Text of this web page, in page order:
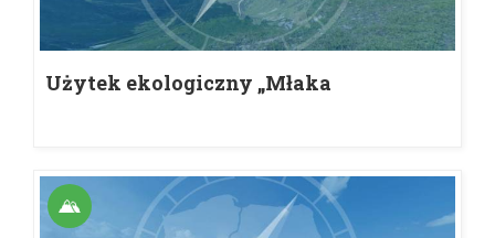
Użytek ekologiczny „Młaka